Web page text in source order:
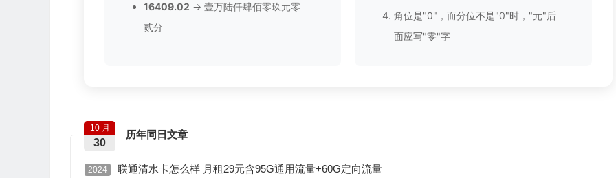
16409.02 → 壹万陆仟肆佰零玖元零
贰分
角位是"0"，而分位不是"0"时，"元"后
面应写"零"字
历年同日文章
10 月
30
2024 联通清水卡怎么样 月租29元含95G通用流量+60G定向流量